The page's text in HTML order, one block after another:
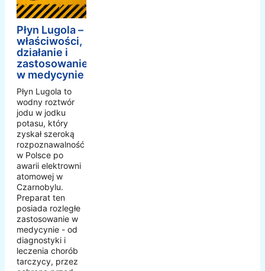
Płyn Lugola –
właściwości,
działanie i
zastosowanie
w medycynie
Płyn Lugola to
wodny roztwór
jodu w jodku
potasu, który
zyskał szeroką
rozpoznawalność
w Polsce po
awarii elektrowni
atomowej w
Czarnobylu.
Preparat ten
posiada rozległe
zastosowanie w
medycynie - od
diagnostyki i
leczenia chorób
tarczycy, przez